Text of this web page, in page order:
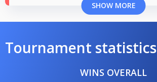
SHOW MORE
Tournament statistics
WINS OVERALL